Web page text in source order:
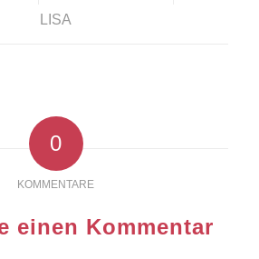
LISA
0
KOMMENTARE
einen Kommentar